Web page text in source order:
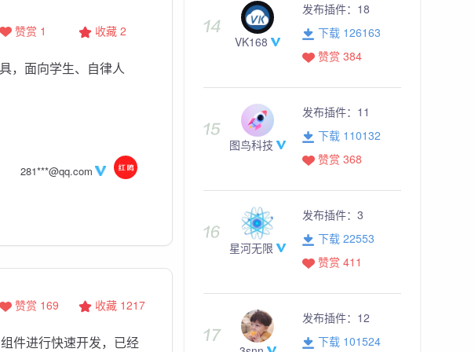
收藏 2
赞赏 1
，面向学生、自律人
281***@qq.com
收藏 1217
赞赏 169
件进行快速开发，已经
VK168
发布插件： 18
下载 126163
赞赏 384
图鸟科技
发布插件： 11
下载 110132
赞赏 368
星河无限
发布插件： 3
下载 22553
赞赏 411
发布插件： 12
下载 101524